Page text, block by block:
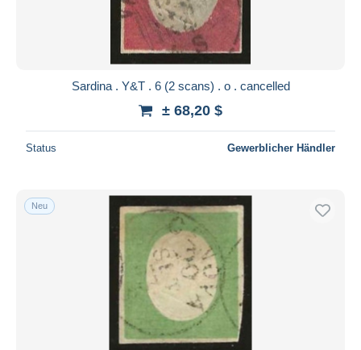
Sardina . Y&T . 6 (2 scans) . o . cancelled
± 68,20 $
Status Gewerblicher Händler
Neu